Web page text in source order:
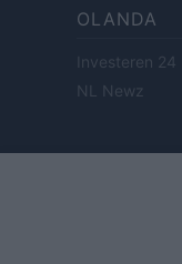
OLANDA
Investeren 24
NL Newz